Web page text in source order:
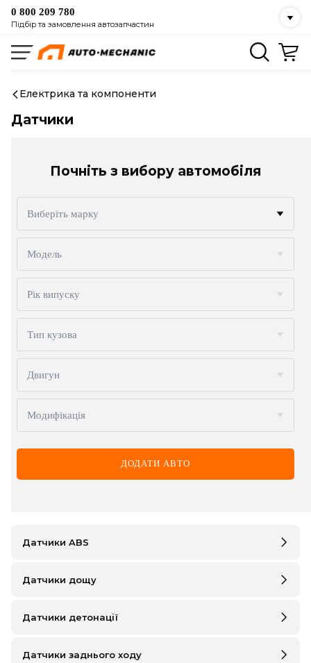
0 800 209 780
Підбір та замовлення автозапчастин
Електрика та компоненти
Датчики
Почніть з вибору автомобіля
Виберіть марку
ALFA ROMEO
BMW
BYD
CADILLAC
CHERY
CHEVROLET
CHRYSLER
DS
FIAT
Модель
Рік випуску
Тип кузова
Двигун
Модифікація
ДОДАТИ АВТО
Датчики ABS
Датчики дощу
Датчики детонації
Датчики заднього ходу